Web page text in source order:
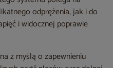
odprężenia, jak i do
i widocznej poprawie
z myślą o zapewnieniu